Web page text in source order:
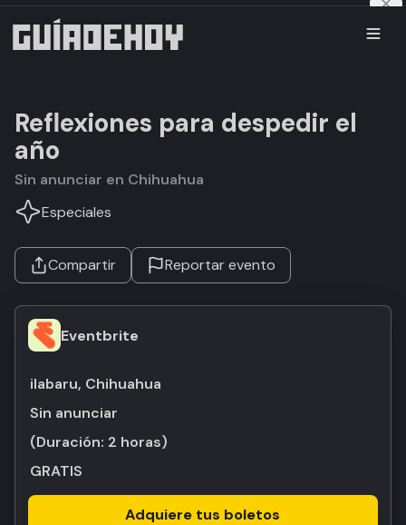
Reflexiones para despedir el
año
Sin anunciar en Chihuahua
Especiales
Compartir Reportar evento
Eventbrite
ilabaru, Chihuahua
Sin anunciar
(Duración: 2 horas)
GRATIS
Adquiere tus boletos